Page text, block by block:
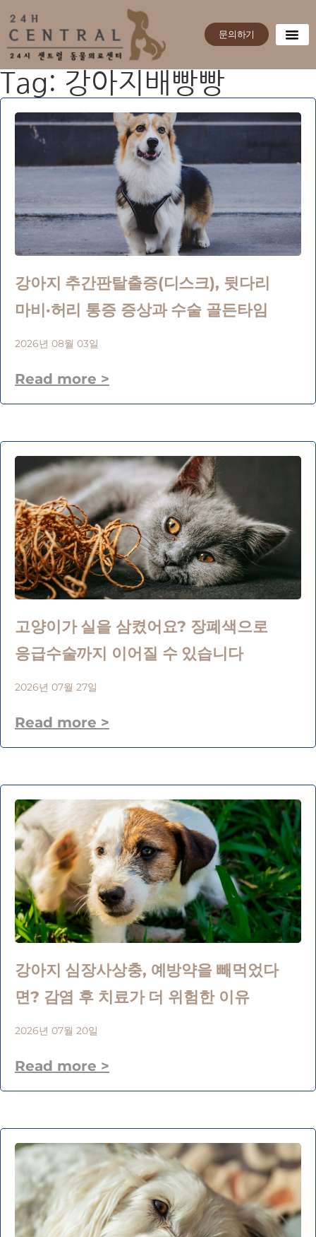
문의하기
Tag: 강아지배빵빵
강아지 추간판탈출증(디스크), 뒷다리
마비·허리 통증 증상과 수술 골든타임
2026년 08월 03일
Read more >
고양이가 실을 삼켰어요? 장폐색으로
응급수술까지 이어질 수 있습니다
2026년 07월 27일
Read more >
강아지 심장사상충, 예방약을 빼먹었다
면? 감염 후 치료가 더 위험한 이유
2026년 07월 20일
Read more >